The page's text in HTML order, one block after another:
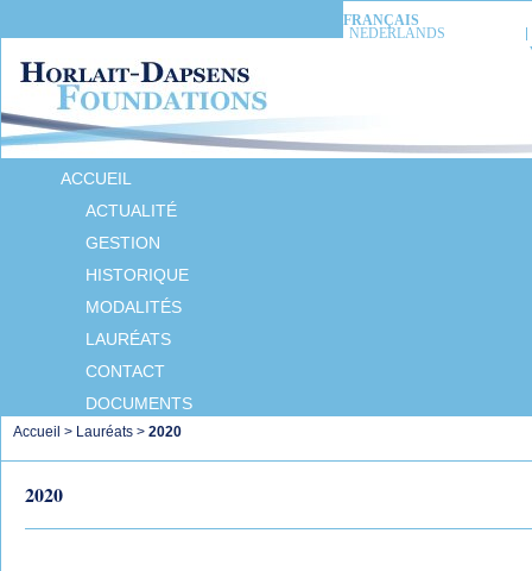
FRANÇAIS
NEDERLANDS
ACCUEIL
ACTUALITÉ
GESTION
HISTORIQUE
MODALITÉS
LAURÉATS
CONTACT
DOCUMENTS
Accueil > Lauréats > 2020
2020